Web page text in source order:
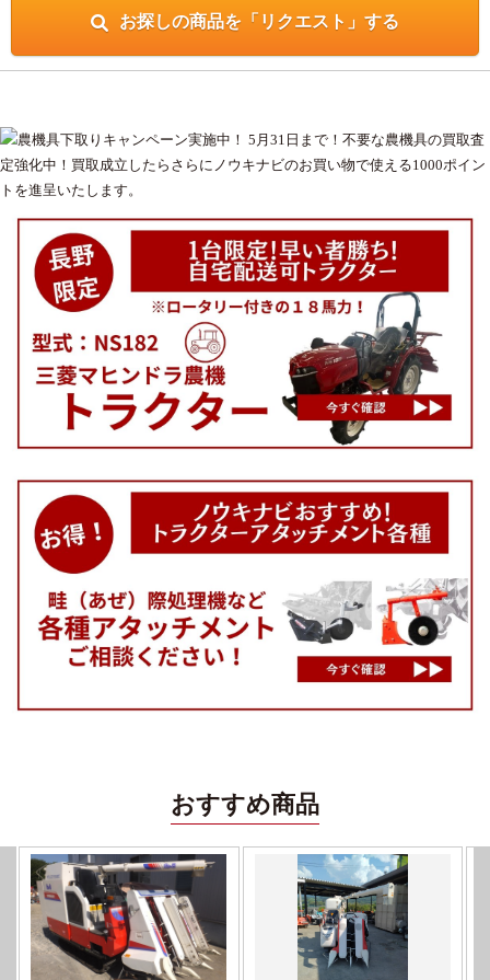
お探しの商品を「リクエスト」する
おすすめ商品